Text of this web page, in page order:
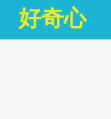
好奇心